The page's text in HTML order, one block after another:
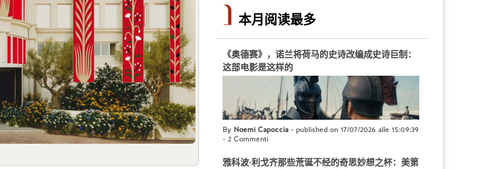
本月阅读最多
《奥德赛》，诺兰将荷马的史诗改编成史诗巨制：
这部电影是这样的
By Noemi Capoccia - published on 17/07/2026 alle 15:09:39
- 2 Commenti
雅科波·利戈齐那些荒诞不经的奇思妙想之杯：美第